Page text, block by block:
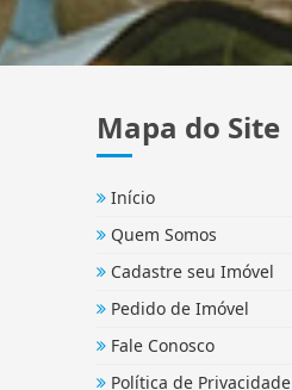
Mapa do Site
Início
Quem Somos
Cadastre seu Imóvel
Pedido de Imóvel
Fale Conosco
Política de Privacidade